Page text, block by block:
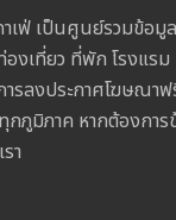
เฟ่ เป็นศูนย์รวมข้อมู
งเที่ยว ที่พัก โรงแรม
รลงประกาศโฆษณา
กภูมิภาค หากต้องกา
า